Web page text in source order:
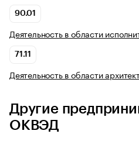
90.01
Деятельность в области
71.11
Деятельность в области
Другие
ОКВЭД